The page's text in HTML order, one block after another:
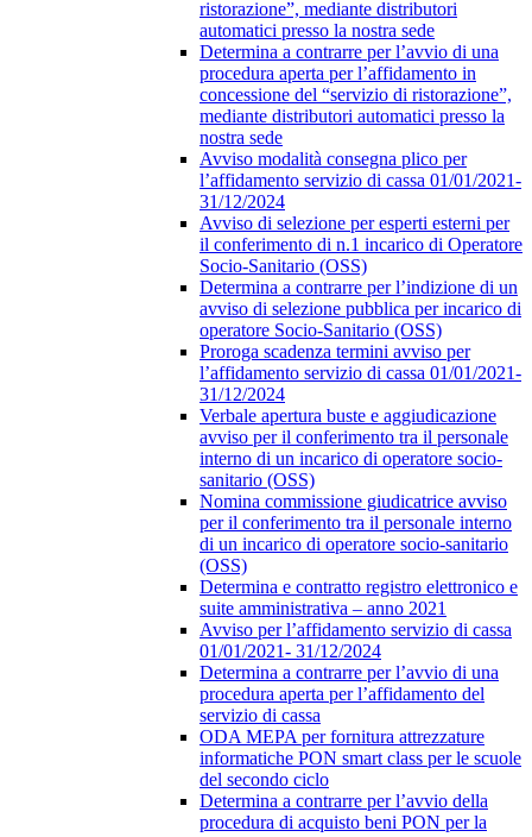
ristorazione”, mediante distributori
automatici presso la nostra sede
Determina a contrarre per l’avvio di una
procedura aperta per l’affidamento in
concessione del “servizio di ristorazione”,
mediante distributori automatici presso la
nostra sede
Avviso modalità consegna plico per
l’affidamento servizio di cassa 01/01/2021-
31/12/2024
Avviso di selezione per esperti esterni per
il conferimento di n.1 incarico di Operatore
Socio-Sanitario (OSS)
Determina a contrarre per l’indizione di un
avviso di selezione pubblica per incarico di
operatore Socio-Sanitario (OSS)
Proroga scadenza termini avviso per
l’affidamento servizio di cassa 01/01/2021-
31/12/2024
Verbale apertura buste e aggiudicazione
avviso per il conferimento tra il personale
interno di un incarico di operatore socio-
sanitario (OSS)
Nomina commissione giudicatrice avviso
per il conferimento tra il personale interno
di un incarico di operatore socio-sanitario
(OSS)
Determina e contratto registro elettronico e
suite amministrativa – anno 2021
Avviso per l’affidamento servizio di cassa
01/01/2021- 31/12/2024
Determina a contrarre per l’avvio di una
procedura aperta per l’affidamento del
servizio di cassa
ODA MEPA per fornitura attrezzature
informatiche PON smart class per le scuole
del secondo ciclo
Determina a contrarre per l’avvio della
procedura di acquisto beni PON per la